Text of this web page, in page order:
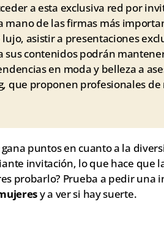
a esta exclusiva red por
mano de las firmas más
asistir a presentaciones
sus contenidos podrán
en moda y belleza a
que proponen profesionales
puntos en cuanto a la
invitación, lo que hace que
probarlo? Prueba a pedir una
y a ver si hay suerte.